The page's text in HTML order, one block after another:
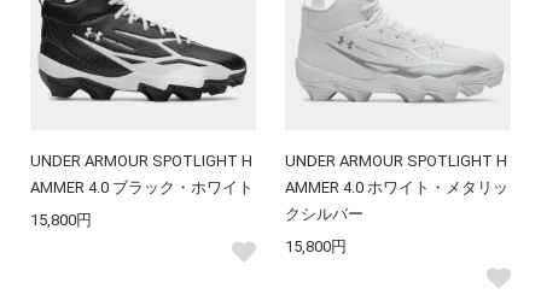
UNDER ARMOUR SPOTLIGHT H
AMMER 4.0 ブラック・ホワイト
15,800円
UNDER ARMOUR SPOTLIGHT H
AMMER 4.0 ホワイト・メタリッ
クシルバー
15,800円